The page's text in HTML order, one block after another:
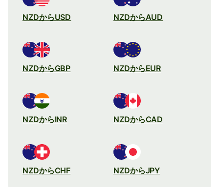
NZDからUSD NZDからAUD
NZDからGBP NZDからEUR
NZDからINR NZDからCAD
NZDからCHF NZDからJPY